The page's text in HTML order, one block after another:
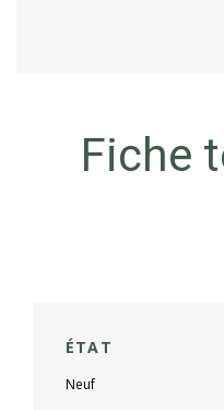
Fiche
ÉTAT
Neuf